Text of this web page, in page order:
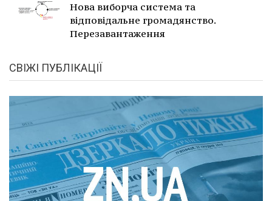
Нова виборча система та
відповідальне громадянство.
Перезавантаження
СВІЖІ ПУБЛІКАЦІЇ